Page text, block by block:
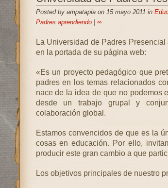
Posted by ampatapia on 15 mayo 2011 in
Padres aprendiendo| ∞
La Universidad de Padres Presencial
en la portada de su página web:
«Es un proyecto pedagógico que
padres en los temas relacionados
nace de la idea de que no podemos
desde un trabajo grupal y
colaboración global.
Estamos convencidos de que es la
cosas en educación. Por ello,
producir este gran cambio a que
Los objetivos principales de nuestro